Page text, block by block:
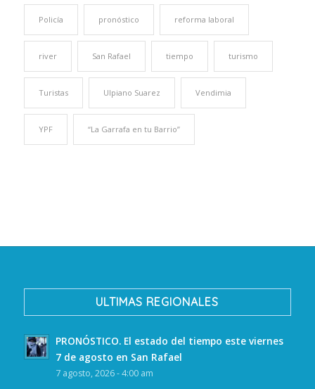
Policía pronóstico reforma laboral
river San Rafael tiempo turismo
Turistas Ulpiano Suarez Vendimia
YPF “La Garrafa en tu Barrio”
ULTIMAS REGIONALES
PRONÓSTICO. El estado del tiempo este viernes
7 de agosto en San Rafael
7 agosto, 2026 - 4:00 am